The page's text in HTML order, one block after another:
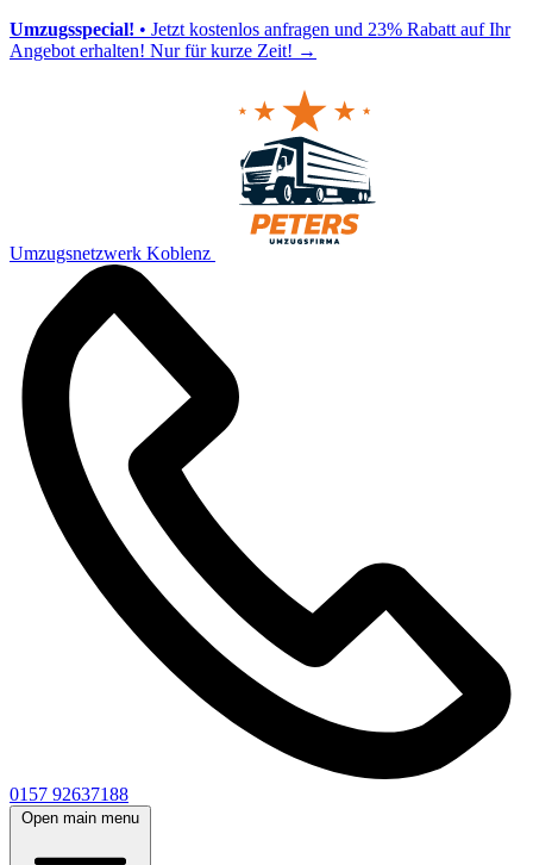
Umzugsspecial! • Jetzt kostenlos anfragen und 23% Rabatt auf Ihr
Angebot erhalten! Nur für kurze Zeit! →
Umzugsnetzwerk Koblenz
0157 92637188
Open main menu